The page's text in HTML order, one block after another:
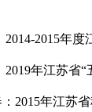
2014-2015年度
2019年江苏省“
2015年江苏